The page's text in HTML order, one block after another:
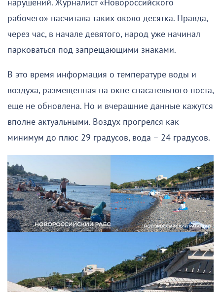
нарушений. Журналист «Новороссийского
рабочего» насчитала таких около десятка. Правда,
через час, в начале девятого, народ уже начинал
парковаться под запрещающими знаками.
В это время информация о температуре воды и
воздуха, размещенная на окне спасательного поста,
еще не обновлена. Но и вчерашние данные кажутся
вполне актуальными. Воздух прогрелся как
минимум до плюс 29 градусов, вода – 24 градусов.